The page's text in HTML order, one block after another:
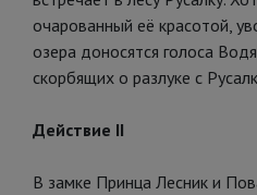
очарованный её красотой,
озера доносятся голоса
скорбящих о разлуке с
Действие II
В замке Принца Лесник и